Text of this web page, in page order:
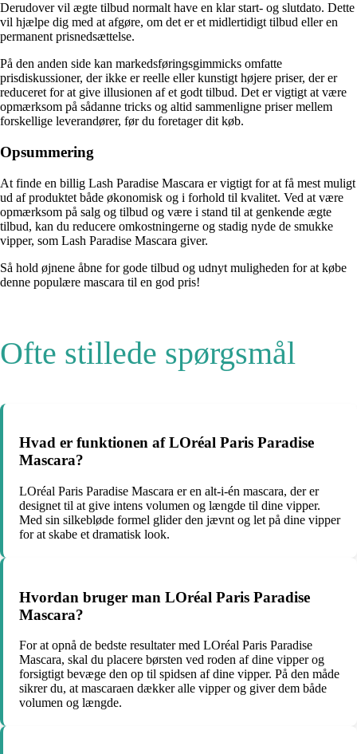
Derudover vil ægte tilbud normalt have en klar start- og slutdato. Dette
vil hjælpe dig med at afgøre, om det er et midlertidigt tilbud eller en
permanent prisnedsættelse.
På den anden side kan markedsføringsgimmicks omfatte
prisdiskussioner, der ikke er reelle eller kunstigt højere priser, der er
reduceret for at give illusionen af et godt tilbud. Det er vigtigt at være
opmærksom på sådanne tricks og altid sammenligne priser mellem
forskellige leverandører, før du foretager dit køb.
Opsummering
At finde en billig Lash Paradise Mascara er vigtigt for at få mest muligt
ud af produktet både økonomisk og i forhold til kvalitet. Ved at være
opmærksom på salg og tilbud og være i stand til at genkende ægte
tilbud, kan du reducere omkostningerne og stadig nyde de smukke
vipper, som Lash Paradise Mascara giver.
Så hold øjnene åbne for gode tilbud og udnyt muligheden for at købe
denne populære mascara til en god pris!
Ofte stillede spørgsmål
Hvad er funktionen af LOréal Paris Paradise
Mascara?
LOréal Paris Paradise Mascara er en alt-i-én mascara, der er
designet til at give intens volumen og længde til dine vipper.
Med sin silkebløde formel glider den jævnt og let på dine vipper
for at skabe et dramatisk look.
Hvordan bruger man LOréal Paris Paradise
Mascara?
For at opnå de bedste resultater med LOréal Paris Paradise
Mascara, skal du placere børsten ved roden af dine vipper og
forsigtigt bevæge den op til spidsen af dine vipper. På den måde
sikrer du, at mascaraen dækker alle vipper og giver dem både
volumen og længde.